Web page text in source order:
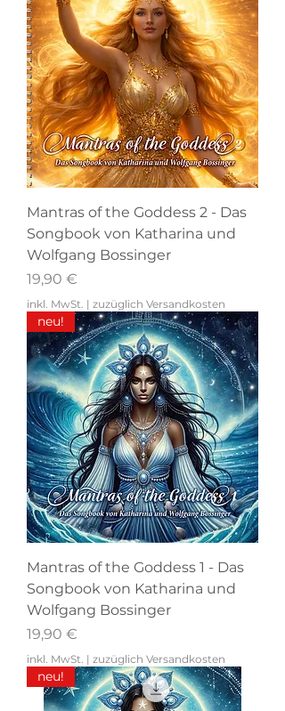
Mantras of the Goddess 2 - Das
Songbook von Katharina und
Wolfgang Bossinger
Preis
19,90 €
inkl. MwSt. | zuzüglich Versandkosten
neu!
Mantras of the Goddess 1 - Das
Songbook von Katharina und
Wolfgang Bossinger
Preis
19,90 €
inkl. MwSt. | zuzüglich Versandkosten
neu!